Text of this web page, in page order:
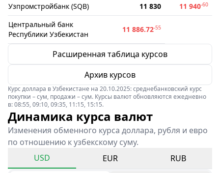
Узпромстройбанк (SQB) 11 830 11 940-60
Центральный банк
Республики Узбекистан
11 886.72-55
Расширенная таблица курсов
Архив курсов
Курс доллара в Узбекистане на 20.10.2025: среднебанковский курс
покупки – сум, продажи – сум. Курсы валют обновляются ежедневно
в: 08:55, 09:10, 09:35, 11:15, 15:15.
Динамика курса валют
Изменения обменного курса доллара, рубля и евро
по отношению к узбекскому суму.
USD
EUR RUB